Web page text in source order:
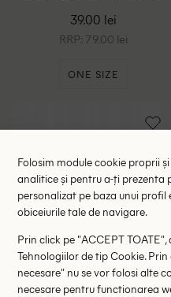
39.00 lei
RRP: 79.00 lei
ONE SIZE
Folosim module cookie proprii
analitice și pentru a-ți prezenta
personalizat pe baza unui
obiceiurile tale de navigare.
Prin click pe "ACCEPT
Tehnologiilor de tip Cookie.
necesare" nu se vor folosi alte
necesare pentru functionarea